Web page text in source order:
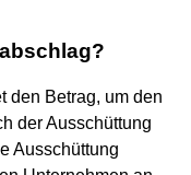
den Betrag, um den
der Ausschüttung
Ausschüttung